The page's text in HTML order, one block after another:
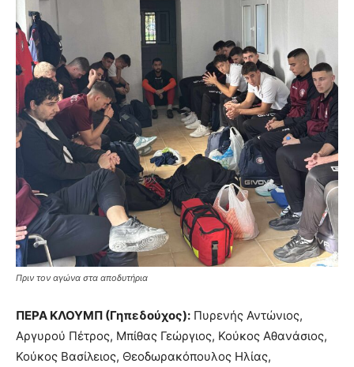
Πριν τον αγώνα στα αποδυτήρια
ΠΕΡΑ ΚΛΟΥΜΠ (Γηπεδούχος): Πυρενής Αντώνιος,
Αργυρού Πέτρος, Μπίθας Γεώργιος, Κούκος Αθανάσιος,
Κούκος Βασίλειος, Θεοδωρακόπουλος Ηλίας,